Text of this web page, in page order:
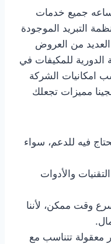
خدمات تصليح سنترال 24 ساعه جميع خدمات
التبريد الموجودة
من العروض
الدورية للمكيفات في
امكانيات الشركة
مميزات تجعلك
فيه للدعم، سواء
والأدوات
وقت ممكن، لأننا
معقولة تتناسب مع